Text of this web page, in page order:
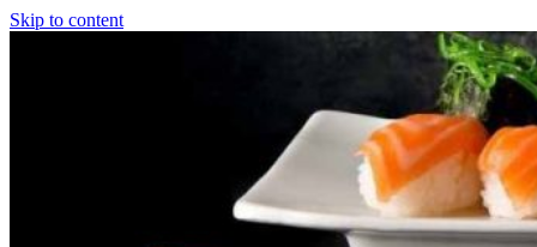
Skip to content